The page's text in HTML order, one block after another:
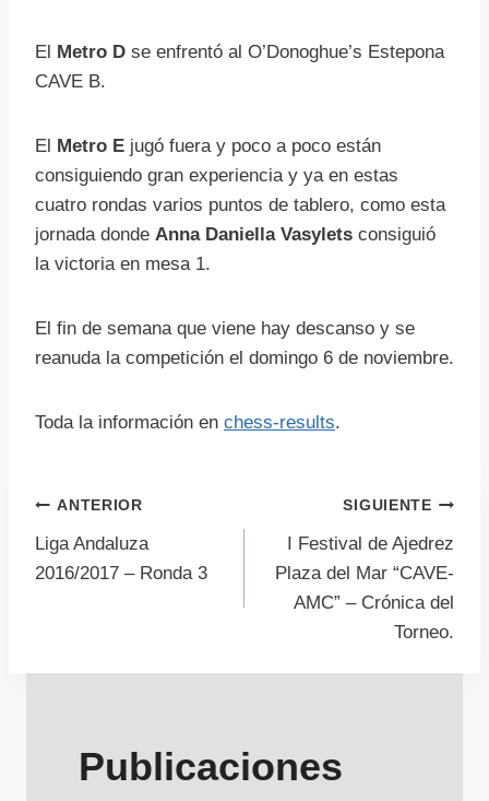
El Metro D se enfrentó al O’Donoghue’s Estepona
CAVE B.
El Metro E jugó fuera y poco a poco están
consiguiendo gran experiencia y ya en estas
cuatro rondas varios puntos de tablero, como esta
jornada donde Anna Daniella Vasylets consiguió
la victoria en mesa 1.
El fin de semana que viene hay descanso y se
reanuda la competición el domingo 6 de noviembre.
Toda la información en chess-results.
Navegación
de
ANTERIOR
Liga Andaluza
2016/2017 – Ronda 3
SIGUIENTE
I Festival de Ajedrez
Plaza del Mar “CAVE-
AMC” – Crónica del
Torneo.
Publicaciones